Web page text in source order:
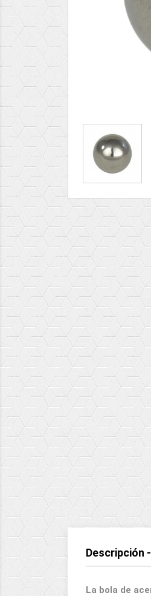
Descripción
La bola de